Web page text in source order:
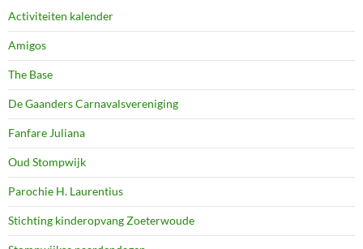
Activiteiten kalender
Amigos
The Base
De Gaanders Carnavalsvereniging
Fanfare Juliana
Oud Stompwijk
Parochie H. Laurentius
Stichting kinderopvang Zoeterwoude